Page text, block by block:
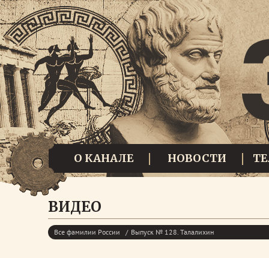
О КАНАЛЕ НОВОСТИ
ВИДЕО
Все фамилии России Выпуск № 128. Талалихин